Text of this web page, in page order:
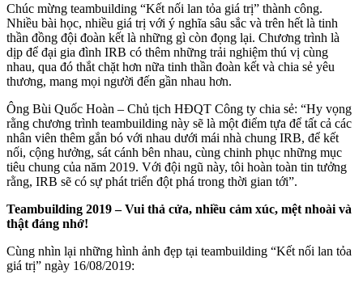
Chúc mừng teambuilding “Kết nối lan tỏa giá trị” thành công.
Nhiều bài học, nhiều giá trị với ý nghĩa sâu sắc và trên hết là tinh
thần đồng đội đoàn kết là những gì còn đọng lại. Chương trình là
dịp để đại gia đình IRB có thêm những trải nghiệm thú vị cùng
nhau, qua đó thắt chặt hơn nữa tinh thần đoàn kết và chia sẻ yêu
thương, mang mọi người đến gần nhau hơn.
Ông Bùi Quốc Hoàn – Chủ tịch HĐQT Công ty chia sẻ: “Hy vọng
rằng chương trình teambuilding này sẽ là một điểm tựa để tất cả các
nhân viên thêm gắn bó với nhau dưới mái nhà chung IRB, để kết
nối, cộng hưởng, sát cánh bên nhau, cùng chinh phục những mục
tiêu chung của năm 2019. Với đội ngũ này, tôi hoàn toàn tin tưởng
rằng, IRB sẽ có sự phát triển đột phá trong thời gian tới”.
Teambuilding 2019 – Vui thả cửa, nhiều cảm xúc, mệt nhoài và
thật đáng nhớ!
Cùng nhìn lại những hình ảnh đẹp tại teambuilding “Kết nối lan tỏa
giá trị” ngày 16/08/2019: